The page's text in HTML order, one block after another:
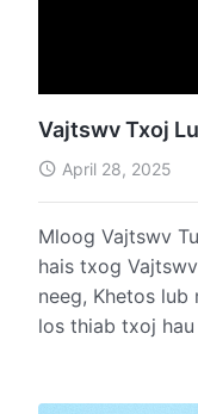
Vajtswv Txoj
April 28, 2025
Mloog Vajtswv
hais txog
neeg, Khetos
los thiab txoj